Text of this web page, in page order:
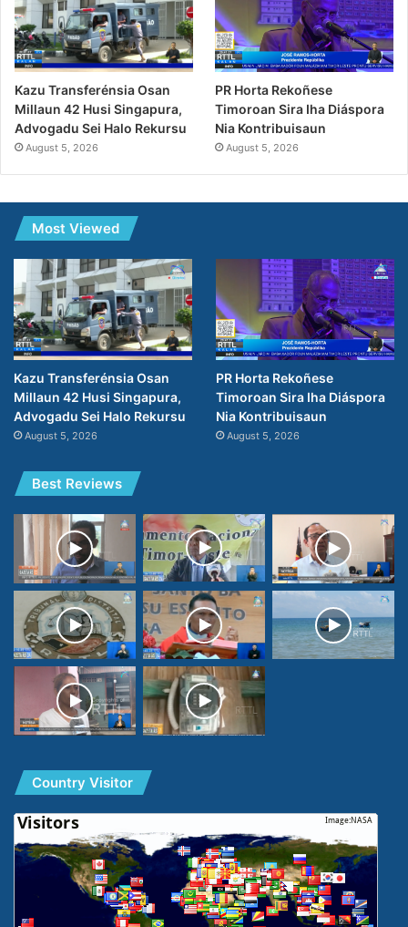
Kazu Transferénsia Osan
Millaun 42 Husi Singapura,
Advogadu Sei Halo Rekursu
August 5, 2026
PR Horta Rekoñese
Timoroan Sira Iha Diáspora
Nia Kontribuisaun
August 5, 2026
Most Viewed
Kazu Transferénsia Osan
Millaun 42 Husi Singapura,
Advogadu Sei Halo Rekursu
August 5, 2026
PR Horta Rekoñese
Timoroan Sira Iha Diáspora
Nia Kontribuisaun
August 5, 2026
Best Reviews
Country Visitor